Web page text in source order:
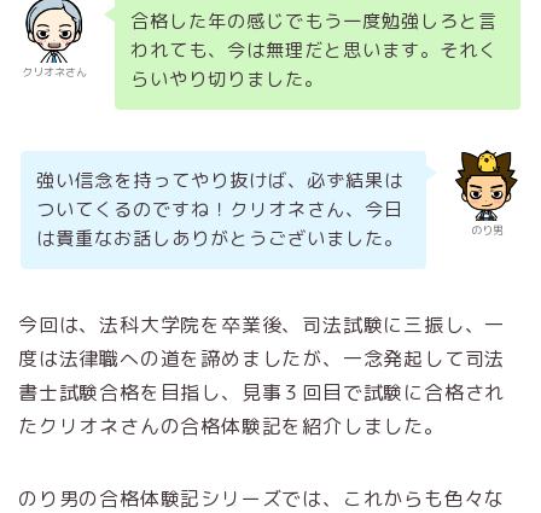
クリオネさん
合格した年の感じでもう一度勉強しろと言
われても、今は無理だと思います。それく
らいやり切りました。
のり男
強い信念を持ってやり抜けば、必ず結果は
ついてくるのですね！クリオネさん、今日
は貴重なお話しありがとうございました。
今回は、法科大学院を卒業後、司法試験に三振し、一
度は法律職への道を諦めましたが、一念発起して司法
書士試験合格を目指し、見事３回目で試験に合格され
たクリオネさんの合格体験記を紹介しました。
のり男の合格体験記シリーズでは、これからも色々な